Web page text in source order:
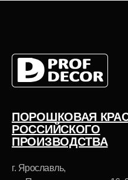
ПОРОШКОВАЯ
РОССИЙСКОГО
ПРОИЗВОДСТВА
г. Ярославль,